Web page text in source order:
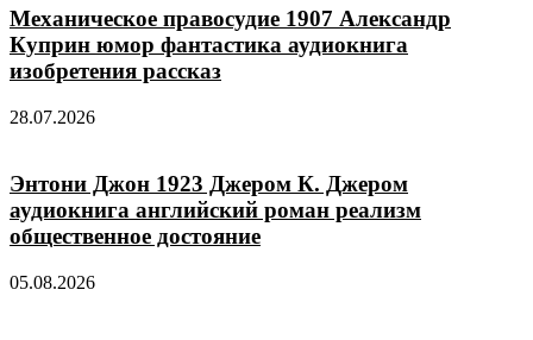
Механическое правосудие 1907 Александр
Куприн юмор фантастика аудиокнига
изобретения рассказ
28.07.2026
Энтони Джон 1923 Джером К. Джером
аудиокнига английский роман реализм
общественное достояние
05.08.2026